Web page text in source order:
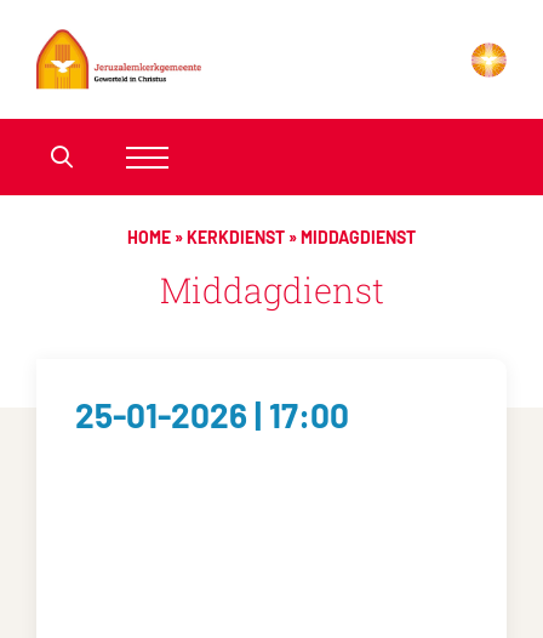
HOME »KERKDIENST »MIDDAGDIENST
Middagdienst
25-01-2026 | 17:00